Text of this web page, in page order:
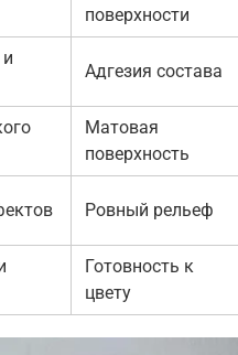
поверхности
Адгезия состава
Матовая
поверхность
Ровный рельеф
Готовность к
цвету